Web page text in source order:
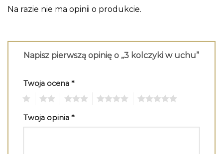
Na razie nie ma opinii o produkcie.
Napisz pierwszą opinię o „3 kolczyki w uchu”
Twoja ocena *
Twoja opinia *